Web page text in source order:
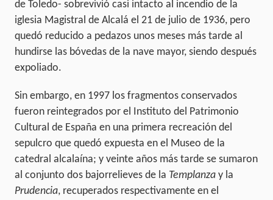
de Toledo- sobrevivió casi intacto al incendio de la
iglesia Magistral de Alcalá el 21 de julio de 1936, pero
quedó reducido a pedazos unos meses más tarde al
hundirse las bóvedas de la nave mayor, siendo después
expoliado.
Sin embargo, en 1997 los fragmentos conservados
fueron reintegrados por el Instituto del Patrimonio
Cultural de España en una primera recreación del
sepulcro que quedó expuesta en el Museo de la
catedral alcalaína; y veinte años más tarde se sumaron
al conjunto dos bajorrelieves de la Templanza y la
Prudencia, recuperados respectivamente en el